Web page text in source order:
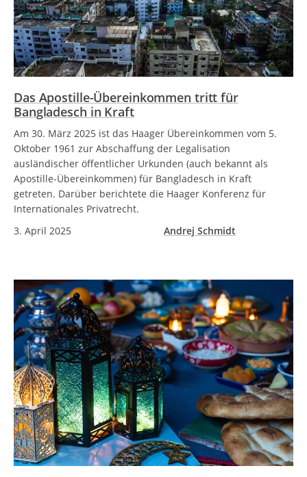
Das Apostille-Übereinkommen tritt für
Bangladesch in Kraft
Am 30. März 2025 ist das Haager Übereinkommen vom 5.
Oktober 1961 zur Abschaffung der Legalisation
ausländischer öffentlicher Urkunden (auch bekannt als
Apostille-Übereinkommen) für Bangladesch in Kraft
getreten. Darüber berichtete die Haager Konferenz für
Internationales Privatrecht.
3. April 2025
Andrej Schmidt